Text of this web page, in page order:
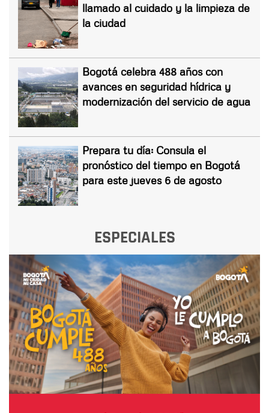
llamado al cuidado y la limpieza de
la ciudad
Bogotá celebra 488 años con
avances en seguridad hídrica y
modernización del servicio de agua
Prepara tu día: Consula el
pronóstico del tiempo en Bogotá
para este jueves 6 de agosto
ESPECIALES